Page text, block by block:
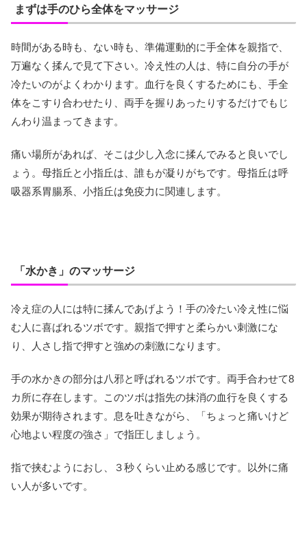
まずは手のひら全体をマッサージ
時間がある時も、ない時も、準備運動的に手全体を親指で、
万遍なく揉んで見て下さい。冷え性の人は、特に自分の手が
冷たいのがよくわかります。血行を良くするためにも、手全
体をこすり合わせたり、両手を握りあったりするだけでもじ
んわり温まってきます。
痛い場所があれば、そこは少し入念に揉んでみると良いでし
ょう。母指丘と小指丘は、誰もが凝りがちです。母指丘は呼
吸器系胃腸系、小指丘は免疫力に関連します。
「水かき」のマッサージ
冷え症の人には特に揉んであげよう！手の冷たい冷え性に悩
む人に喜ばれるツボです。親指で押すと柔らかい刺激にな
り、人さし指で押すと強めの刺激になります。
手の水かきの部分は八邪と呼ばれるツボです。両手合わせて8
カ所に存在します。このツボは指先の抹消の血行を良くする
効果が期待されます。息を吐きながら、「ちょっと痛いけど
心地よい程度の強さ」で指圧しましょう。
指で挟むようにおし、３秒くらい止める感じです。以外に痛
い人が多いです。